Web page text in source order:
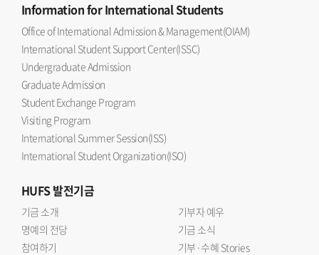
Informationfor International Students
Office of International Admission & Management(OIAM)
International Student Support Center(ISSC)
Undergraduate Admission
Graduate Admission
Student Exchange Program
Visiting Program
International Summer Session(ISS)
International Student Organization(ISO)
HUFS발전기금
기금 소개
기부자 예우
명예의 전당
기금 소식
참여하기
기부·수혜 Stories